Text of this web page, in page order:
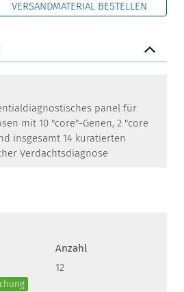
VERSANDMATERIAL BESTELLEN
panel für
mit 10 "core"-Genen, 2 "core
insgesamt 14 kuratierten
Verdachtsdiagnose
Anzahl
12